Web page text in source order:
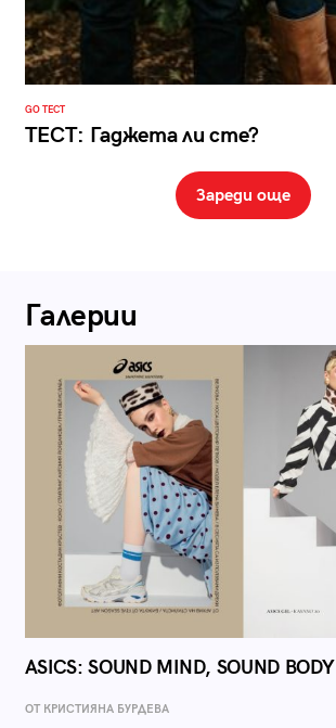
GO ТЕСТ
ТЕСТ: Гаджета ли сте?
Зареди още
Галерии
ASICS: SOUND MIND, SOUND BODY
ОТ КРИСТИЯНА БУРДЕВА